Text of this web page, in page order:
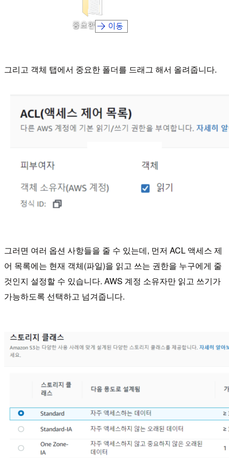
그리고 객체 탭에서 중요한 폴더를 드래그 해서 올려줍니다.
그러면 여러 옵션 사항들을 줄 수 있는데, 먼저 ACL 액세스 제
어 목록에는 현재 객체(파일)을 읽고 쓰는 권한을 누구에게 줄
것인지 설정할 수 있습니다. AWS 계정 소유자만 읽고 쓰기가
가능하도록 선택하고 넘겨줍니다.